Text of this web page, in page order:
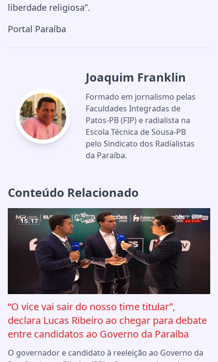
liberdade religiosa”.
Portal Paraíba
Joaquim Franklin
Formado em jornalismo pelas
Faculdades Integradas de
Patos-PB (FIP) e radialista na
Escola Técnica de Sousa-PB
pelo Sindicato dos Radialistas
da Paraíba.
Conteúdo Relacionado
“O vice vai sair do nosso time titular”,
declara Lucas Ribeiro ao chegar para debate
entre candidatos ao Governo da Paraíba
O governador e candidato à reeleição ao Governo da